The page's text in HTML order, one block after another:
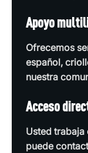
Apoyo
Ofrecemos
español,
nuestra
Acceso
Usted
puede